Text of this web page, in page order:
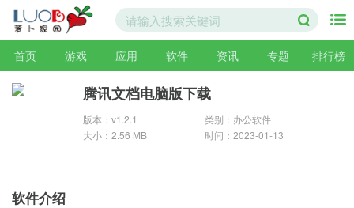
首页 游戏 应用 软件 资讯 专题 排行榜
腾讯文档电脑版下载
版本：v1.2.1
类别：办公软件
大小：2.56 MB
时间：2023-01-13
软件介绍